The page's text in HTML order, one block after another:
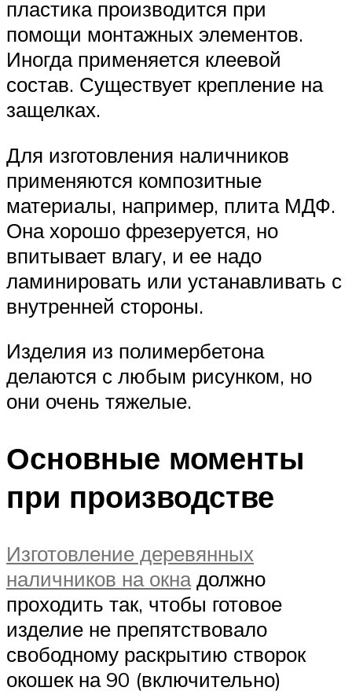
пластика производится при
помощи монтажных элементов.
Иногда применяется клеевой
состав. Существует крепление на
защелках.
Для изготовления наличников
применяются композитные
материалы, например, плита МДФ.
Она хорошо фрезеруется, но
впитывает влагу, и ее надо
ламинировать или устанавливать с
внутренней стороны.
Изделия из полимербетона
делаются с любым рисунком, но
они очень тяжелые.
Основные моменты
при производстве
Изготовление деревянных
наличников на окнадолжно
проходить так, чтобы готовое
изделие не препятствовало
свободному раскрытию створок
окошек на 90 (включительно)